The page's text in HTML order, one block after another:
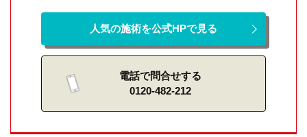
人気の施術を公式HPで見る
電話で問合せする
0120-482-212